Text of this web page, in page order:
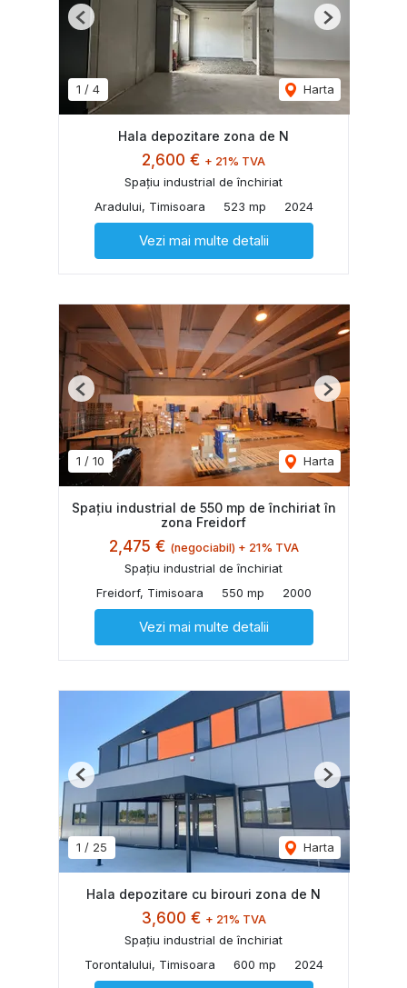
1 / 4 Harta
Previous Next
Hala depozitare zona de N
2,600 € + 21% TVA
Spațiu industrial de închiriat
Aradului, Timisoara
523 mp 2024
Vezi mai multe detalii
1 / 10 Harta
Previous Next
Spațiu industrial de 550 mp de închiriat în
zona Freidorf
2,475 € (negociabil) + 21% TVA
Spațiu industrial de închiriat
Freidorf, Timisoara
550 mp 2000
Vezi mai multe detalii
1 / 25 Harta
Previous Next
Hala depozitare cu birouri zona de N
3,600 € + 21% TVA
Spațiu industrial de închiriat
Torontalului, Timisoara
600 mp 2024